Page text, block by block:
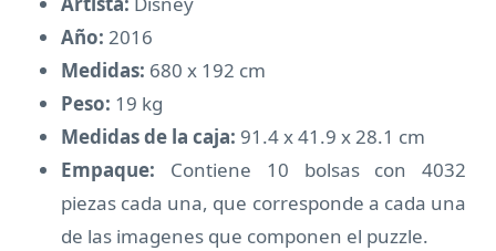
Año: 2016
Medidas: 680 x 192 cm
Peso: 19 kg
Medidas de la caja: 91.4 x 41.9 x 28.1 cm
Empaque: Contiene 10 bolsas con 4032
piezas cada una, que corresponde a cada una
de las imagenes que componen el puzzle.